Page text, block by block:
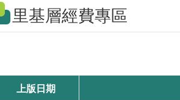
里基層經費專區
上版日期